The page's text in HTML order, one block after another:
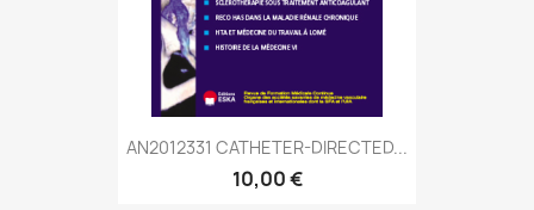
AN2012331 CATHETER-DIRECTED...
10,00 €